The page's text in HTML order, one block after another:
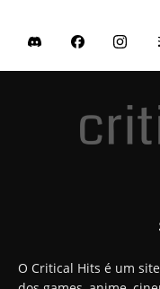
O Critical Hits é um